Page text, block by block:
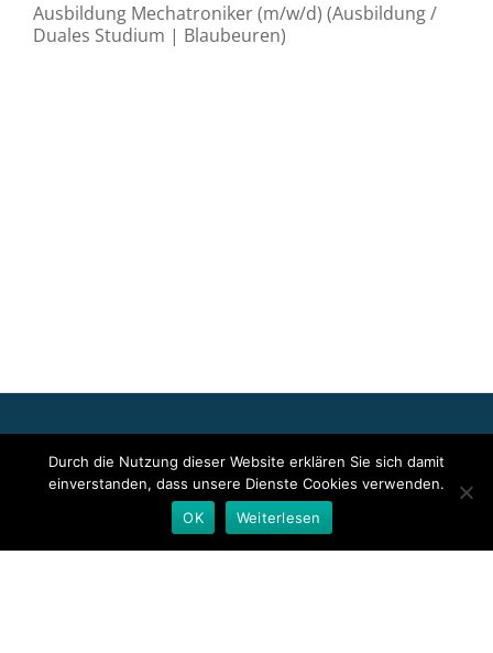
Ausbildung Mechatroniker (m/w/d) (Ausbildung /
Duales Studium | Blaubeuren)
Event bzw. das Stellenangebot sowie für das angezeigte Bild- und
Tonmaterial ist allein der jeweils angegebene Herausgeber
verantwortlich. Dieser ist in der Regel auch Urheber der
Pressetexte sowie der angehängten Bild-, Ton- und
Durch die Nutzung dieser Website erklären Sie sich damit
einverstanden, dass unsere Dienste Cookies verwenden.
OK
Weiterlesen